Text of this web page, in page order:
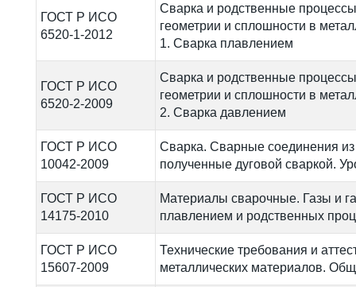
ГОСТ Р ИСО
6520-1-2012
Сварка и родственные
геометрии и сплошности в
1. Сварка плавлением
ГОСТ Р ИСО
6520-2-2009
Сварка и родственные
геометрии и сплошности в
2. Сварка давлением
ГОСТ Р ИСО
10042-2009
Сварка. Сварные соединения
полученные дуговой сваркой.
ГОСТ Р ИСО
14175-2010
Материалы сварочные. Газы и
плавлением и родственных
ГОСТ Р ИСО
15607-2009
Технические требования и
металлических материалов.